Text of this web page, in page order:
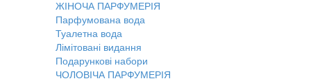
ЖІНОЧА ПАРФУМЕРІЯ
Парфумована вода
Туалетна вода
Лімітовані видання
Подарункові набори
ЧОЛОВІЧА ПАРФУМЕРІЯ